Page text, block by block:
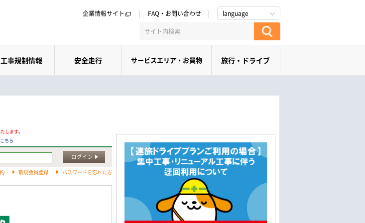
企業情報サイト FAQ・お問い合わせ language
工事規制情報 安全走行 サービスエリア・お買物 旅行・ドライブ
します。
こちら
ログイン
新規会員登録 パスワードを忘れた方